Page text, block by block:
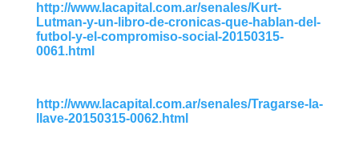
http://www.lacapital.com.ar/senales/Kurt-
Lutman-y-un-libro-de-cronicas-que-hablan-del-
futbol-y-el-compromiso-social-20150315-
0061.html
http://www.lacapital.com.ar/senales/Tragarse-la-
llave-20150315-0062.html